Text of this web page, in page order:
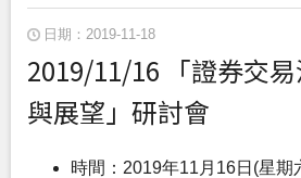
日期：2019-11-18
2019/11/16 「證券交
與展望」研討會
時間：2019年11月16日(星期